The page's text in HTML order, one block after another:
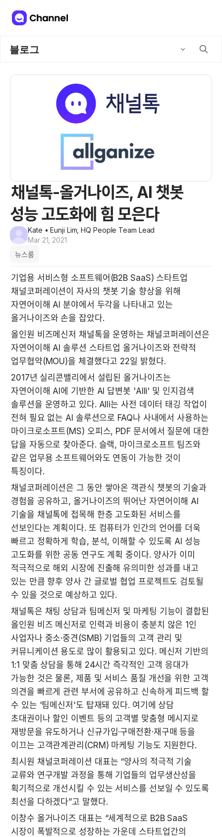
블로그
채널톡-올거나이즈, AI 챗봇
성능 고도화에 힘 모은다
Kate • Eunji Lim, HQ People Team Lead
Mar 21, 2021
뉴스룸
기업용 서비스형 소프트웨어(B2B SaaS) 스타트업
채널코퍼레이션이 자사의 챗봇 기술 향상을 위해
자연어이해 AI 분야에서 두각을 나타내고 있는
올거나이즈와 손을 잡았다.
올인원 비즈메신저 채널톡을 운영하는 채널코퍼레이션은
자연어이해 AI 솔루션 스타트업 올거나이즈와 전략적
업무협약(MOU)을 체결했다고 22일 밝혔다.
2017년 실리콘밸리에서 설립된 올거나이즈는
자연어이해 AI에 기반한 AI 답변봇 'Alli' 및 인지검색
솔루션을 운영하고 있다. Alli는 사전 데이터 태깅 작업이
전혀 필요 없는 AI 솔루션으로 FAQ나 사내에서 사용하는
마이크로소프트(MS) 오피스, PDF 문서에서 질문에 대한
답을 자동으로 찾아준다. 슬랙, 마이크로소프트 팀즈와
같은 업무용 소프트웨어와도 연동이 가능한 것이
특징이다.
채널코퍼레이션은 그 동안 쌓아온 객관식 챗봇의 기술과
경험을 공유하고, 올거나이즈의 뛰어난 자연어이해 AI
기술을 채널톡에 접목해 한층 고도화된 서비스를
선보인다는 계획이다. 또 컴퓨터가 인간의 언어를 더욱
빠르고 정확하게 학습, 분석, 이해할 수 있도록 AI 성능
고도화를 위한 공동 연구도 계획 중이다. 양사가 이미
적극적으로 해외 시장에 진출해 유의미한 성과를 내고
있는 만큼 향후 양사 간 글로벌 협업 프로젝트도 검토될
수 있을 것으로 예상하고 있다.
채널톡은 채팅 상담과 팀메신저 및 마케팅 기능이 결합된
올인원 비즈 메신저로 인력과 비용이 충분치 않은 1인
사업자나 중소·중견(SMB) 기업들의 고객 관리 및
커뮤니케이션 용도로 많이 활용되고 있다. 메신저 기반의
1:1 맞춤 상담을 통해 24시간 즉각적인 고객 응대가
가능한 것은 물론, 제품 및 서비스 품질 개선을 위한 고객
의견을 빠르게 관련 부서에 공유하고 신속하게 피드백 할
수 있는 '팀메신저'도 탑재돼 있다. 여기에 상담
초대권이나 할인 이벤트 등의 고객별 맞춤형 메시지로
재방문을 유도하거나 신규가입·구매전환·재구매 등을
이끄는 고객관계관리(CRM) 마케팅 기능도 지원한다.
최시원 채널코퍼레이션 대표는 “양사의 적극적 기술
교류와 연구개발 과정을 통해 기업들의 업무생산성을
획기적으로 개선시킬 수 있는 서비스를 선보일 수 있도록
최선을 다하겠다”고 말했다.
이창수 올거나이즈 대표는 “세계적으로 B2B SaaS
시장이 폭발적으로 성장하는 가운데 스타트업간의